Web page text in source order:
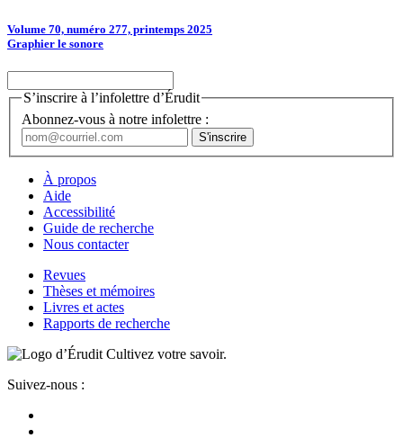
Volume 70, numéro 277, printemps 2025
Graphier le sonore
S’inscrire à l’infolettre d’Érudit
Abonnez-vous à notre infolettre :
À propos
Aide
Accessibilité
Guide de recherche
Nous contacter
Revues
Thèses et mémoires
Livres et actes
Rapports de recherche
Cultivez votre savoir.
Suivez-nous :